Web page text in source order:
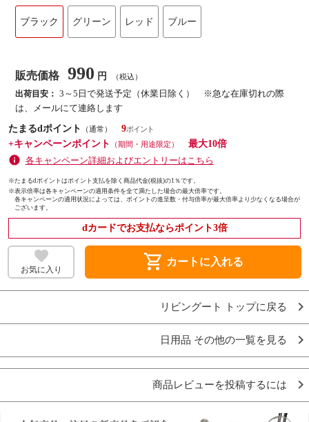
ブラック グリーン レッド ブルー
販売価格 990 円 （税込）
出荷目安： 3～5日で発送予定（休業日除く） ※急な在庫切れの際
は、メールにて連絡します
たまるdポイント
（通常）
9
+キャンペーンポイント
（期間・用途限定）
最大10倍
各キャンペーン詳細およびエントリーはこちら
※たまるdポイントはポイント支払を除く商品代金(税抜)の1％です。
※表示倍率は各キャンペーンの適用条件を全て満たした場合の最大倍率です。
各キャンペーンの適用状況によっては、ポイントの進呈数・付与倍率が最大倍率より少なくなる場合が
ございます。
dカードでお支払ならポイント3倍
お気に入り shopping_cart カートに入れる
リビングート トップに戻る
日用品 その他の一覧を見る
商品レビューを投稿するには